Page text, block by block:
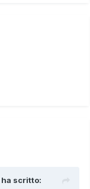
ha scritto: